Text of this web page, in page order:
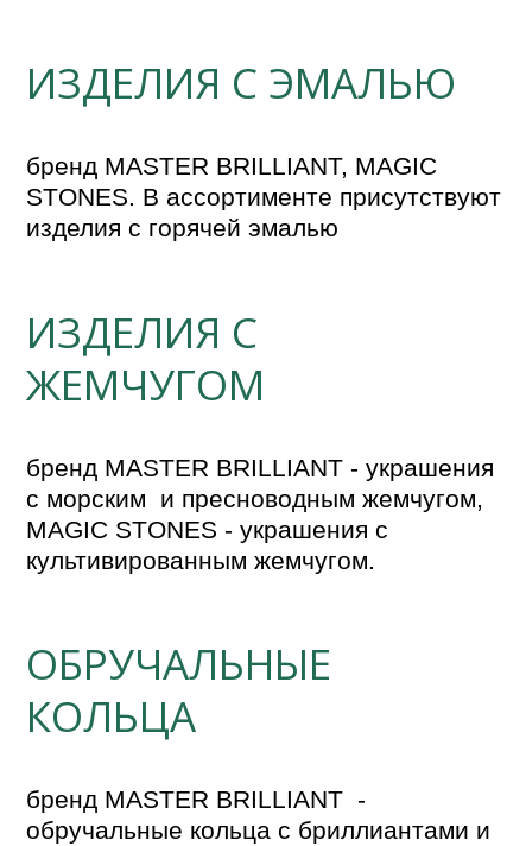
ИЗДЕЛИЯ С ЭМАЛЬЮ
бренд MASTER BRILLIANT, MAGIC
STONES. В ассортименте присутствуют
изделия с горячей эмалью
ИЗДЕЛИЯ С
ЖЕМЧУГОМ
бренд MASTER BRILLIANT - украшения
с морским  и пресноводным жемчугом,
MAGIC STONES - украшения с
культивированным жемчугом.
ОБРУЧАЛЬНЫЕ
КОЛЬЦА
бренд MASTER BRILLIANT  -
обручальные кольца с бриллиантами и